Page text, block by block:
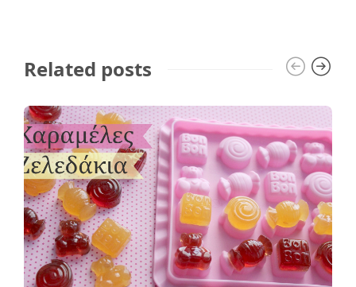
Related posts